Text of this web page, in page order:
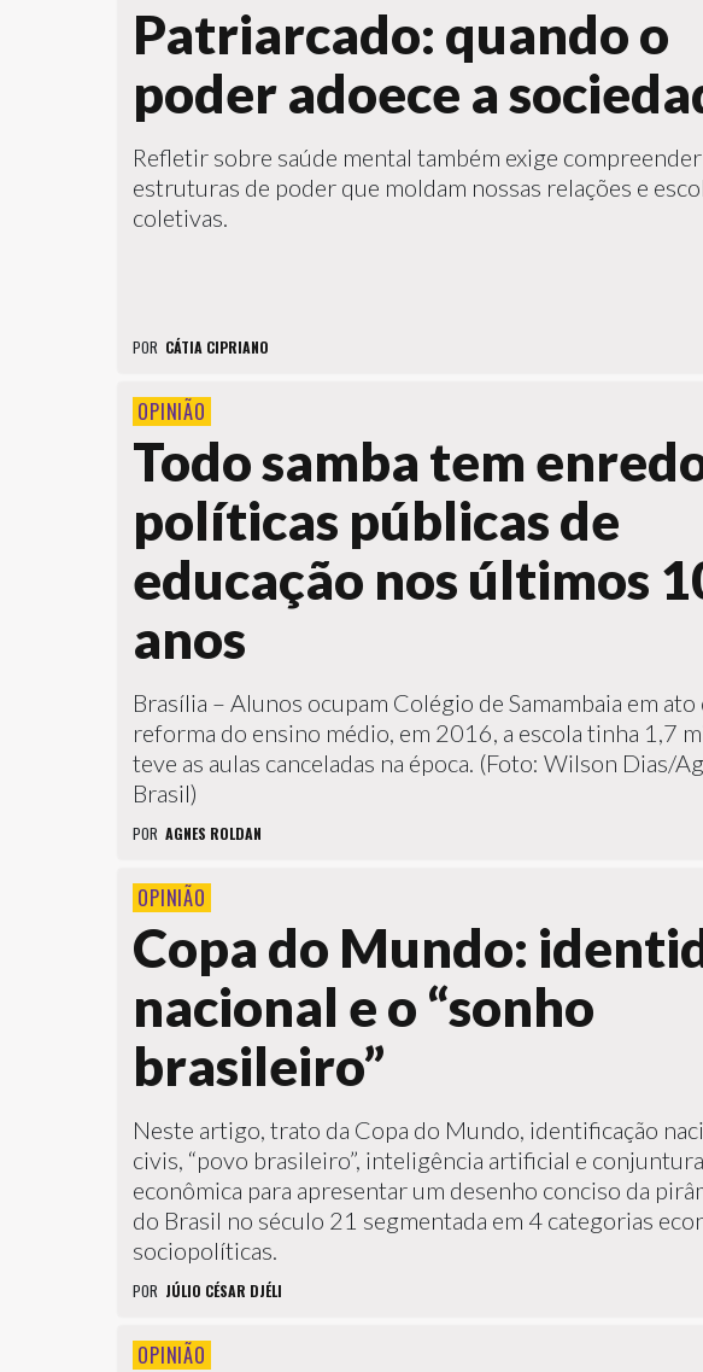
Patriarcado: quando o
poder adoece a
Refletir sobre saúde mental também exige compreender
estruturas de poder que moldam nossas relações e
coletivas.
POR CÁTIA CIPRIANO
OPINIÃO
Todo samba tem
políticas públicas de
educação nos últimos
anos
Brasília – Alunos ocupam Colégio de Samambaia em ato
reforma do ensino médio, em 2016, a escola tinha 1,7
teve as aulas canceladas na época. (Foto: Wilson Dias/
Brasil)
POR AGNES ROLDAN
OPINIÃO
Copa do Mundo:
nacional e o “sonho
brasileiro”
Neste artigo, trato da Copa do Mundo, identificação
civis, “povo brasileiro”, inteligência artificial e conjuntura
econômica para apresentar um desenho conciso da
do Brasil no século 21 segmentada em 4 categorias
sociopolíticas.
POR JÚLIO CÉSAR DJÉLI
OPINIÃO